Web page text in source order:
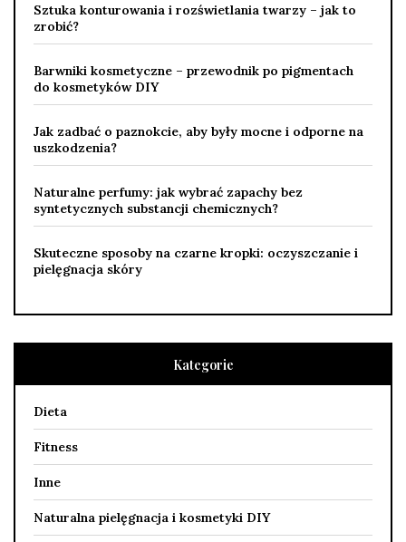
Sztuka konturowania i rozświetlania twarzy – jak to
zrobić?
Barwniki kosmetyczne – przewodnik po pigmentach
do kosmetyków DIY
Jak zadbać o paznokcie, aby były mocne i odporne na
uszkodzenia?
Naturalne perfumy: jak wybrać zapachy bez
syntetycznych substancji chemicznych?
Skuteczne sposoby na czarne kropki: oczyszczanie i
pielęgnacja skóry
Kategorie
Dieta
Fitness
Inne
Naturalna pielęgnacja i kosmetyki DIY